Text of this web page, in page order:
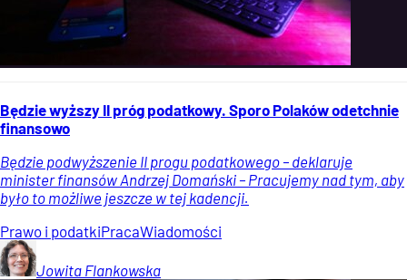
Będzie wyższy II próg podatkowy. Sporo Polaków odetchnie
finansowo
Będzie podwyższenie II progu podatkowego – deklaruje
minister finansów Andrzej Domański – Pracujemy nad tym, aby
było to możliwe jeszcze w tej kadencji.
Prawo i podatkiPracaWiadomości
Jowita Flankowska